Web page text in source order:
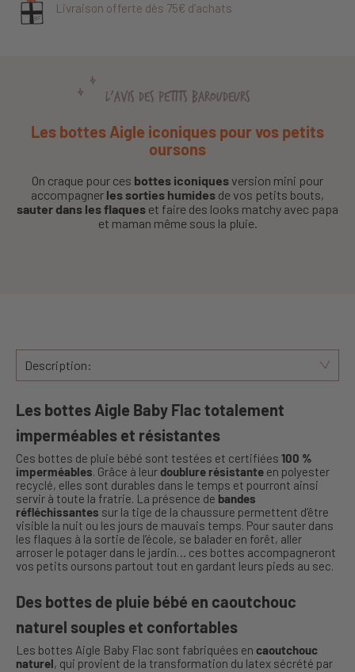
Livraison offerte dès 75€ d’achats
L'AVIS DES PETITS BAROUDEURS
Les bottes Aigle iconiques pour vos petits
oursons
On craque pour ces bottes iconiquesversion mini pour
accompagner les sorties humides de vos petits bouts,
sauter dans les flaques et faire des looks matchy avec papa
et maman même sous la pluie.
Description:
Les bottes Aigle Baby Flac totalement
imperméables et résistantes
Ces bottes de pluie bébé sont testées et certifiées 100 %
imperméables. Grâce à leurdoublure résistante en polyester
recyclé, elles sont durables dans le temps et pourront ainsi
servir à toute la fratrie. La présence de bandes
réfléchissantes sur la tige de la chaussure permettent d’être
visible la nuit ou les jours de mauvais temps. Pour sauter dans
les flaques à la sortie de l’école, se balader en forêt, aller
arroser le potager dans le jardin… ces bottes accompagneront
vos petits oursons partout tout en gardant leurs pieds au sec.
Des bottes de pluie bébé en caoutchouc
naturel souples et confortables
Les bottes Aigle Baby Flac sont fabriquées en caoutchouc
naturel, qui provient de la transformation du latex sécrété par